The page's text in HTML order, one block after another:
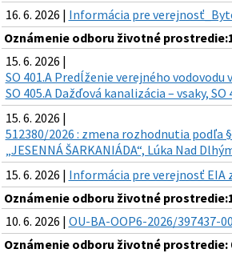
16. 6. 2026 | Informácia pre
Oznámenie odboru životné
15. 6. 2026 |
SO 401.A Predĺženie verejného
SO 405.A Dažďová kanalizácia – vsaky,
15. 6. 2026 |
512380/2026 : zmena rozhodnutia podľa
„JESENNÁ ŠARKANIÁDA“, Lúka Nad
15. 6. 2026 | Informácia pre verejnosť EIA
Oznámenie odboru životné
10. 6. 2026 | OU-BA-OOP6-2026/397437-
Oznámenie odboru životné prostredie: